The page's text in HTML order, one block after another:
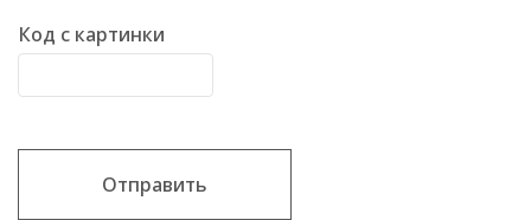
Код с картинки
Отправить